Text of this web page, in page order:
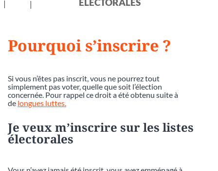
Pourquoi s’inscrire ?
Si vous n’êtes pas inscrit, vous ne pourrez tout
simplement pas voter, quelle que soit l’élection
concernée. Pour rappel ce droit a été obtenu suite à
de longues luttes.
Je veux m’inscrire sur les listes
électorales